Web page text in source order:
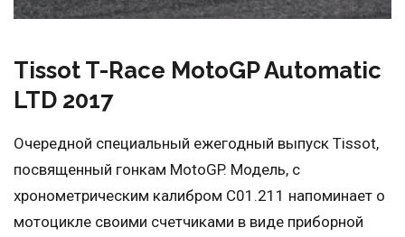
Tissot T-Race MotoGP Automatic
LTD 2017
Очередной специальный ежегодный выпуск Tissot,
посвященный гонкам MotoGP. Модель, с
хронометрическим калибром C01.211 напоминает о
мотоцикле своими счетчиками в виде приборной